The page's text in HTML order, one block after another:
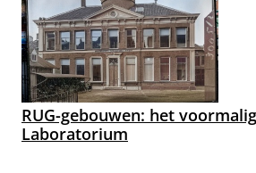
RUG-gebouwen: het
Laboratorium